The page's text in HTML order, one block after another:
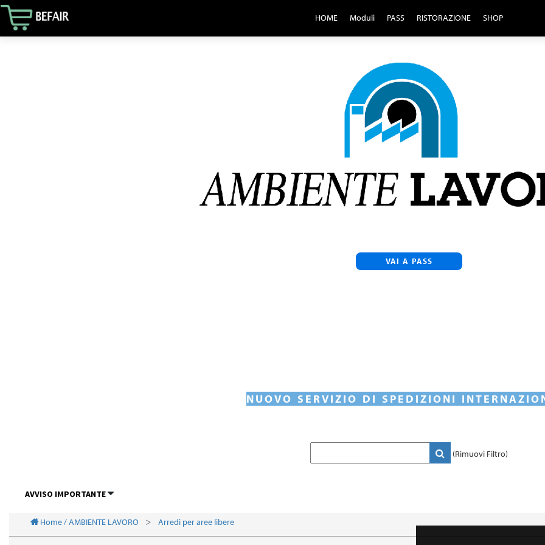
HOME Moduli PASS RISTORAZIONE SHOP
VAI A PASS
NUOVO SERVIZIO DI SPEDIZIONI
(Rimuovi Filtro)
AVVISO IMPORTANTE
Home / AMBIENTE LAVORO Arredi per aree libere